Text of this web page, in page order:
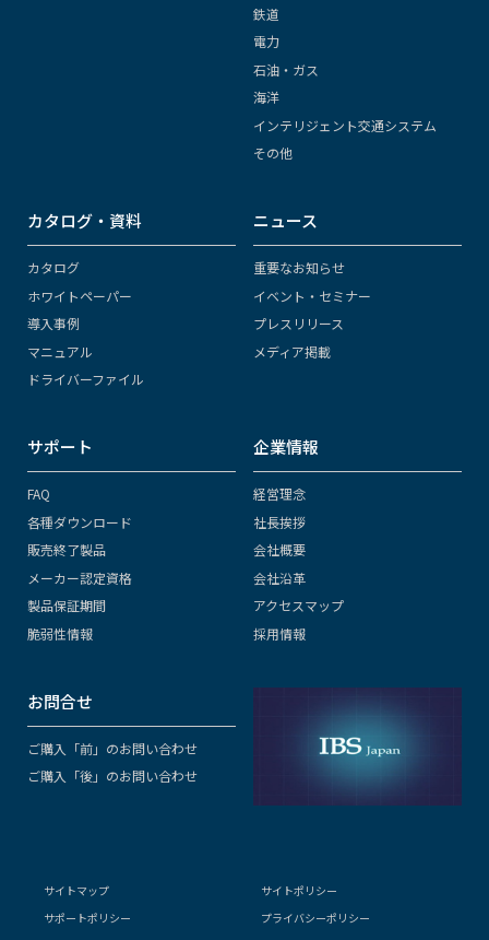
鉄道
電力
石油・ガス
海洋
インテリジェント交通システム
その他
カタログ・資料
カタログ
ホワイトペーパー
導入事例
マニュアル
ドライバーファイル
ニュース
重要なお知らせ
イベント・セミナー
プレスリリース
メディア掲載
サポート
FAQ
各種ダウンロード
販売終了製品
メーカー認定資格
製品保証期間
脆弱性情報
企業情報
経営理念
社長挨拶
会社概要
会社沿革
アクセスマップ
採用情報
お問合せ
ご購入「前」のお問い合わせ
ご購入「後」のお問い合わせ
サイトマップ
サイトポリシー
サポートポリシー
プライバシーポリシー